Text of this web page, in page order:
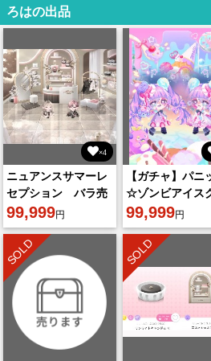
ろはの出品
×4
ニュアンスサマーレ
セプション バラ売
り
99,999円
【ガチャ】パニ
☆ゾンビアイス
ーム
99,999円
SOLD SOLD